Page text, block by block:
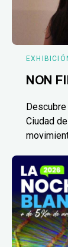
NON
Ciudad